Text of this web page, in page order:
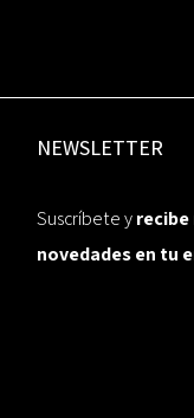
NEWSLETTER
Suscríbete y
novedades en tu